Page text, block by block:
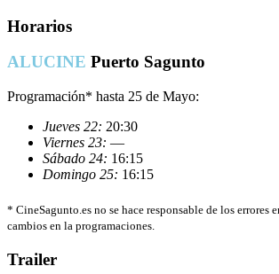
Horarios
ALUCINE Puerto Sagunto
Programación* hasta 25 de Mayo:
Jueves 22: 20:30
Viernes 23: —
Sábado 24: 16:15
Domingo 25: 16:15
* CineSagunto.es no se hace responsable de los errores
cambios en la programaciones.
Trailer